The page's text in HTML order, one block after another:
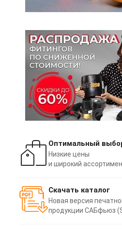
Оптимальный
Низкие цены
и широкий
Скачать каталог
Новая версия
продукции САБфьюз